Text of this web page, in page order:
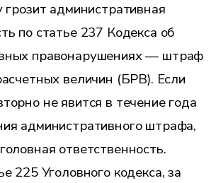
административная
по статье 237 Кодекса об
правонарушениях — штраф
величин (БРВ). Если
не явится в течение года
административного штрафа,
ответственность.
225 Уголовного кодекса, за